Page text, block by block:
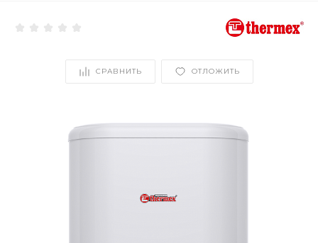
СРАВНИТЬ ОТЛОЖИТЬ